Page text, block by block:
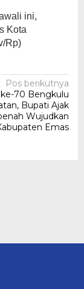
ini,
Kota
Rp)
Pos berikutnya
ke-70 Bengkulu
Bupati Ajak
Wujudkan
Emas